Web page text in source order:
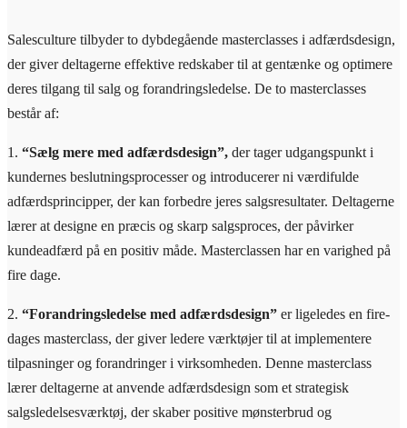
Salesculture tilbyder to dybdegående masterclasses i adfærdsdesign,
der giver deltagerne effektive redskaber til at gentænke og optimere
deres tilgang til salg og forandringsledelse. De to masterclasses
består af:
1. “Sælg mere med adfærdsdesign”, der tager udgangspunkt i
kundernes beslutningsprocesser og introducerer ni værdifulde
adfærdsprincipper, der kan forbedre jeres salgsresultater. Deltagerne
lærer at designe en præcis og skarp salgsproces, der påvirker
kundeadfærd på en positiv måde. Masterclassen har en varighed på
fire dage.
2. “Forandringsledelse med adfærdsdesign” er ligeledes en fire-
dages masterclass, der giver ledere værktøjer til at implementere
tilpasninger og forandringer i virksomheden. Denne masterclass
lærer deltagerne at anvende adfærdsdesign som et strategisk
salgsledelsesværktøj, der skaber positive mønsterbrud og